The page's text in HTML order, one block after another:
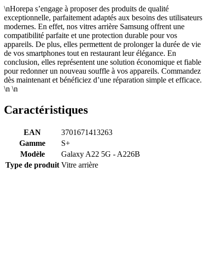
\nHorepa s’engage à proposer des produits de qualité
exceptionnelle, parfaitement adaptés aux besoins des utilisateurs
modernes. En effet, nos vitres arrière Samsung offrent une
compatibilité parfaite et une protection durable pour vos
appareils. De plus, elles permettent de prolonger la durée de vie
de vos smartphones tout en restaurant leur élégance. En
conclusion, elles représentent une solution économique et fiable
pour redonner un nouveau souffle à vos appareils. Commandez
dès maintenant et bénéficiez d’une réparation simple et efficace.
\n \n
Caractéristiques
EAN
3701671413263
Gamme
S+
Modèle
Galaxy A22 5G - A226B
Type de produit Vitre arrière